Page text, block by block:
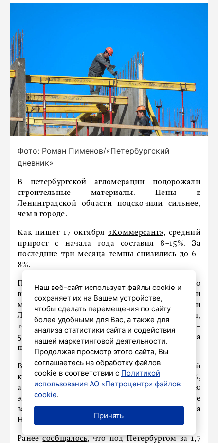
Фото: Роман Пименов/«Петербургский
дневник»
В петербургской агломерации подорожали
строительные материалы. Цены в
Ленинградской области подскочили сильнее,
чем в городе.
Как пишет 17 октября «Коммерсант», средний
прирост с начала года составил 8–15%. За
последние три месяца темпы снизились до 6–
8%.
По словам аналитиков рынка, больше всего
выросли цены на цемент (+8–10%) и
металлопрокат (+7–12%). Также в Петербурге и
Ленобласти подорожали сухие смеси,
теплоизоляция и отделочные материалы (+2–
5%). Кроме того, изменились цены и на
пиломатериалы.
В Ленобласти стройматериалы за третий
квартал 2025 года подскочили в цене на 10–13%,
а в Петербурге «всего» на 6–9%. Такую ситуацию
эксперты объяснили тем, что в 47-м регионе
запускают больше проектов, чем в городе на
Неве. При этом пик роста уже пройден.
Ранеесообщалось, что под Петербургом за 1,7
Наш веб-сайт использует файлы cookie и
сохраняет их на Вашем устройстве,
чтобы сделать перемещения по сайту
более удобными для Вас, а также для
анализа статистики сайта и содействия
нашей маркетинговой деятельности.
Продолжая просмотр этого сайта, Вы
соглашаетесь на обработку файлов
cookie в соответствии с Политикой
использования АО «Петроцентр» файлов
cookie.
Принять